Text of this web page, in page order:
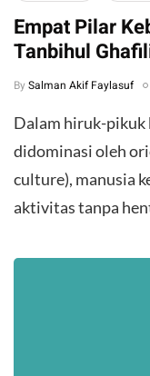
Empat Pilar
Tanbihul
By Salman Akif Faylasuf
Dalam hiruk-pikuk
didominasi oleh
culture), manusia
aktivitas tanpa